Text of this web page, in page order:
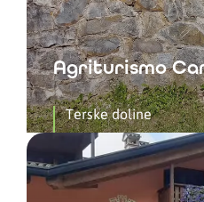
Agriturismo
Terske doline